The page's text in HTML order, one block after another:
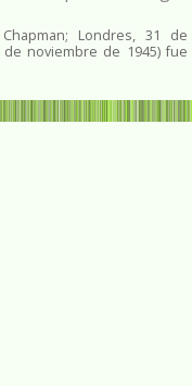
Londres, 31 de
noviembre de 1945)​ fue